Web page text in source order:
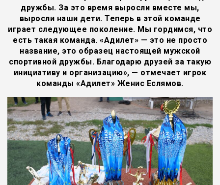
дружбы. За это время выросли вместе мы,
выросли наши дети. Теперь в этой команде
играет следующее поколение. Мы гордимся, что
есть такая команда. «Адилет» — это не просто
название, это образец настоящей мужской
спортивной дружбы. Благодарю друзей за такую
инициативу и организацию», — отмечает игрок
команды «Адилет» Женис Еслямов.